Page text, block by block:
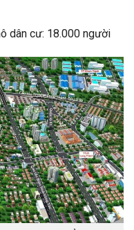
dân cư: 18.000 người